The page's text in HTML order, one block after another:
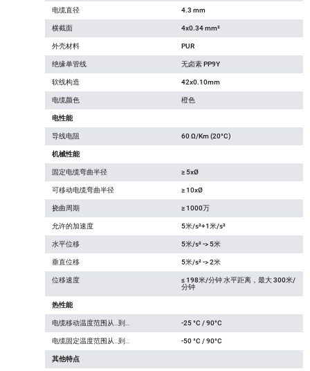
电缆直径 4.3 mm
横截面 4x0.34 mm²
外壳材料 PUR
绝缘单管线 无卤素 PP9Y
软线构造 42x0.10mm
电缆颜色 橙色
电性能
导线电阻 60 Ω/Km (20°C)
机械性能
固定电缆弯曲半径 ≥ 5xØ
可移动电缆弯曲半径 ≥ 10xØ
挠曲周期 ≥ 1000万
允许的加速度 5米/s²+1米/s²
水平位移 5米/s² -> 5米
垂直位移 5米/s² -> 2米
位移速度
≤ 198米/分钟 水平距离，最大 300米/
分钟
热性能
电缆移动温度范围从…到… -25 °C / 90°C
电缆固定温度范围从…到… -50 °C / 90°C
其他特点